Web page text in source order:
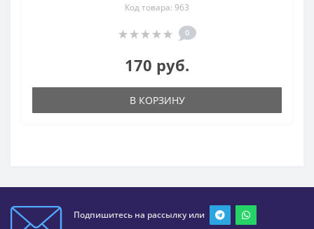
Код товара: 963
0
170 руб.
В КОРЗИНУ
Подпишитесь на рассылку или